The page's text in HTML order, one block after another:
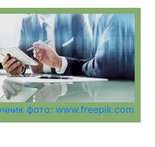
фото: www.freepik.com